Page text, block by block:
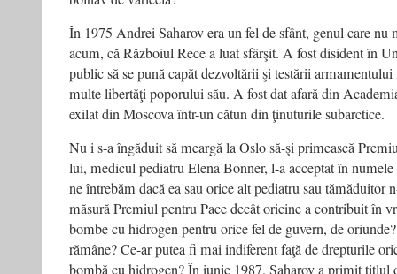
În 1975 Andrei Saharov era un fel de sfânt, genul care nu
acum, că Războiul Rece a luat sfârşit. A fost disident în
public să se pună capăt dezvoltării şi testării
multe libertăţi poporului său. A fost dat afară din
exilat din Moscova într-un cătun din ţinuturile subarctice.
Nu i s-a îngăduit să meargă la Oslo să-şi primească
lui, medicul pediatru Elena Bonner, l-a acceptat în
ne întrebăm dacă ea sau orice alt pediatru sau tămăduitor
măsură Premiul pentru Pace decât oricine a contribuit în
bombe cu hidrogen pentru orice fel de guvern, de
rămâne? Ce-ar putea fi mai indiferent faţă de drepturile
bombă cu hidrogen? În iunie 1987, Saharov a primit titlul